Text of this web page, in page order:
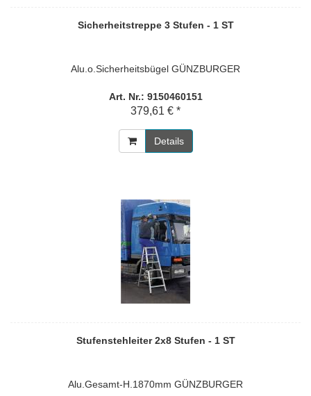
Sicherheitstreppe 3 Stufen - 1 ST
Alu.o.Sicherheitsbügel GÜNZBURGER
Art. Nr.: 9150460151
379,61 € *
Details
Stufenstehleiter 2x8 Stufen - 1 ST
Alu.Gesamt-H.1870mm GÜNZBURGER